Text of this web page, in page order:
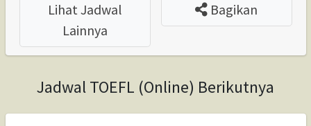
Lihat Jadwal
Lainnya
Bagikan
Jadwal TOEFL (Online) Berikutnya